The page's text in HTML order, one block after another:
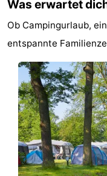
&
tun
-
Museen
Denkmäler
Aussichtspunkte
Attraktionen
Was erwartet
Ob Campingurlaub,
entspannte